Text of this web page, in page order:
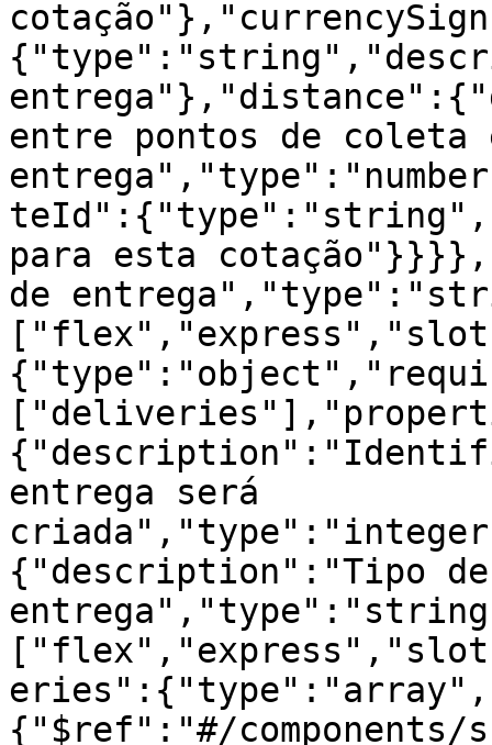
entre pontos de coleta
para esta
de
entrega será
{"description":"Tipo de
{"$ref":"#/components/